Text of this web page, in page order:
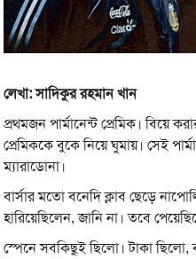
লেখা: সাদিকুর রহমান খান
প্রথমজন পার্মানেন্ট প্রেমিক। বিয়ে
প্রেমিককে বুকে নিয়ে ঘুমায়। সেই
ম্যারাডোনা।
বার্সার মতো বনেদি ক্লাব ছেড়ে
হারিয়েছিলেন, জানি না। তবে
স্পেনে সবকিছুই ছিলো। টাকা